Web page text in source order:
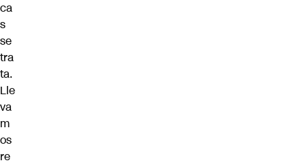
ca
s
se
tra
ta.
Lle
va
m
os
re